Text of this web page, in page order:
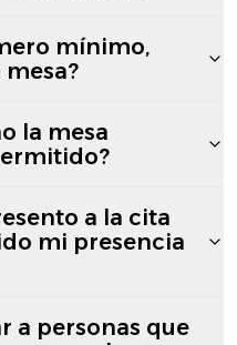
mínimo,
la mesa
a la cita
mi presencia
a personas que